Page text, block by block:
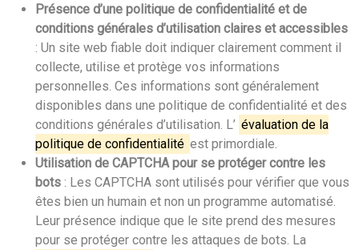
Présence d’une politique de confidentialité et de
conditions générales d’utilisation claires et accessibles
: Un site web fiable doit indiquer clairement comment il
collecte, utilise et protège vos informations
personnelles. Ces informations sont généralement
disponibles dans une politique de confidentialité et des
conditions générales d’utilisation. L’ évaluation de la
politique de confidentialité est primordiale.
Utilisation de CAPTCHA pour se protéger contre les
bots : Les CAPTCHA sont utilisés pour vérifier que vous
êtes bien un humain et non un programme automatisé.
Leur présence indique que le site prend des mesures
pour se protéger contre les attaques de bots. La